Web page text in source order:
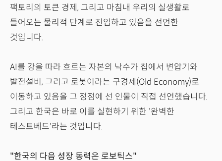
팩토리의 토큰 경제, 그리고 마침내 우리의 실생활로
들어오는 물리적 단계로 진입하고 있음을 선언한
것입니다.
AI를 강을 따라 흐르는 자본의 낙수가 칩에서 변압기와
발전설비, 그리고 로봇이라는 구경제(Old Economy)로
이동하고 있음을 그 정점에 선 인물이 직접 선언했습니다.
그리고 한국은 바로 이를 실현하기 위한 '완벽한
테스트베드'라는 것입니다.
"한국의 다음 성장 동력은 로보틱스"